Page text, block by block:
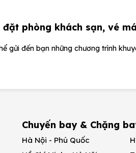
phòng khách sạn, vé
gửi đến bạn những chương trình
Chuyến bay & Chặng
Hà Nội - Phú Quốc